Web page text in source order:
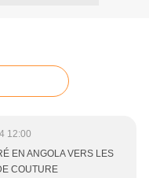
12:00
EN ANGOLA VERS LES
COUTURE